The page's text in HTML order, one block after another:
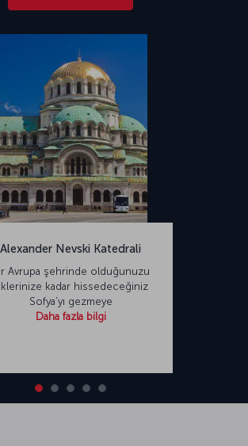
Alexander Nevski Katedrali
Avrupa şehrinde olduğunuzu
kadar hissedeceğiniz
Sofya’yı gezmeye
Daha fazla bilgi